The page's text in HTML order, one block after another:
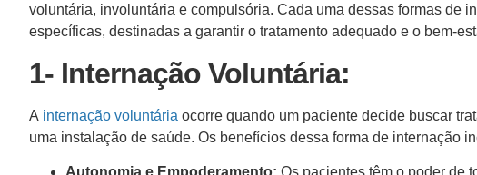
voluntária, involuntária e compulsória. Cada uma dessas formas de
específicas, destinadas a garantir o tratamento adequado e o bem-
1- Internação Voluntária:
A internação voluntária ocorre quando um paciente decide buscar
uma instalação de saúde. Os benefícios dessa forma de internação
Autonomia e Empoderamento: Os pacientes têm o poder de